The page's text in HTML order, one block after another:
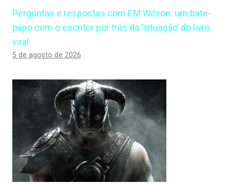
Perguntas e respostas com EM Wilson: um bate-
papo com o escritor por trás da ‘situação’ do livro
viral
5 de agosto de 2026